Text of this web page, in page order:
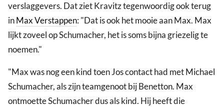
verslaggevers. Dat ziet Kravitz tegenwoordig ook terug
inMax Verstappen: "Dat is ook het mooie aan Max. Max
lijkt zoveel op Schumacher, het is soms bijna griezelig te
noemen."
"Max was nog een kind toen Jos contact had met Michael
Schumacher, als zijn teamgenoot bij Benetton. Max
ontmoette Schumacher dus als kind. Hij heeft die